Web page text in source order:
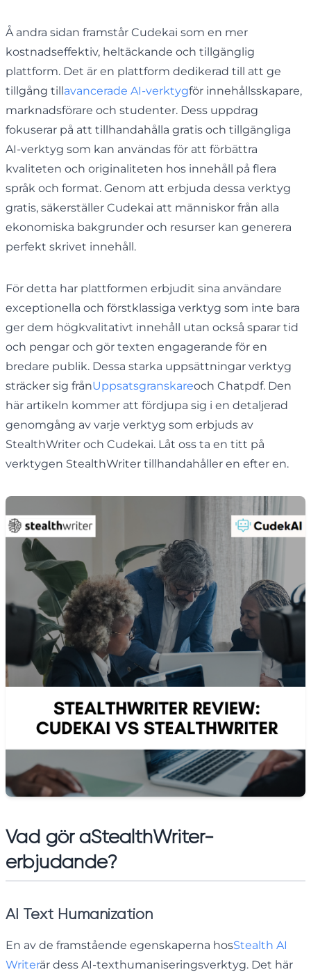
Å andra sidan framstår Cudekai som en mer
kostnadseffektiv, heltäckande och tillgänglig
plattform. Det är en plattform dedikerad till att ge
tillgång tillavancerade AI-verktygför innehållsskapare,
marknadsförare och studenter. Dess uppdrag
fokuserar på att tillhandahålla gratis och tillgängliga
AI-verktyg som kan användas för att förbättra
kvaliteten och originaliteten hos innehåll på flera
språk och format. Genom att erbjuda dessa verktyg
gratis, säkerställer Cudekai att människor från alla
ekonomiska bakgrunder och resurser kan generera
perfekt skrivet innehåll.
För detta har plattformen erbjudit sina användare
exceptionella och förstklassiga verktyg som inte bara
ger dem högkvalitativt innehåll utan också sparar tid
och pengar och gör texten engagerande för en
bredare publik. Dessa starka uppsättningar verktyg
sträcker sig frånUppsatsgranskareoch Chatpdf. Den
här artikeln kommer att fördjupa sig i en detaljerad
genomgång av varje verktyg som erbjuds av
StealthWriter och Cudekai. Låt oss ta en titt på
verktygen StealthWriter tillhandahåller en efter en.
Vad gör aStealthWriter-
erbjudande?
AI Text Humanization
En av de framstående egenskaperna hosStealth AI
Writerär dess AI-texthumaniseringsverktyg. Det här